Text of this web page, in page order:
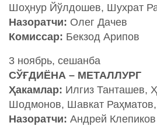
Шоҳнур Йўлдошев, Шухрат
Назоратчи: Олег Дачев
Комиссар: Бекзод Арипов
3 ноябрь, сешанба
СЎҒДИЁНА – МЕТАЛЛУРГ
Ҳакамлар: Илгиз Танташев,
Шодмонов, Шавкат
Назоратчи: Андрей Клепиков